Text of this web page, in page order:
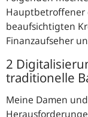
Hauptbetroffener
beaufsichtigten
Finanzaufseher
2
traditionelle
Meine Damen